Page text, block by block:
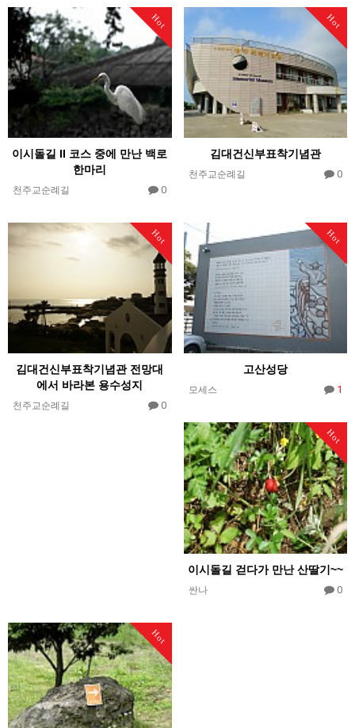
Hot
이시돌길 II 코스 중에 만난 백로
한마리
천주교순례길 0
Hot
김대건신부표착기념관
천주교순례길 0
Hot
김대건신부표착기념관 전망대
에서 바라본 용수성지
천주교순례길 0
Hot
고산성당
모세스 1
Hot
이시돌길 걷다가 만난 산딸기~~
싼나 0
Hot